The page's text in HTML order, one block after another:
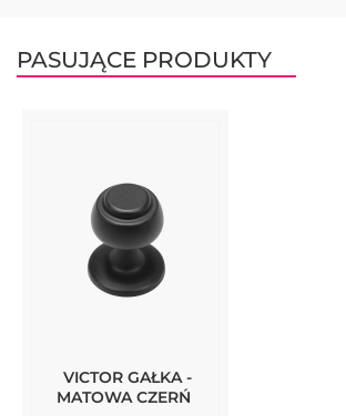
PASUJĄCE PRODUKTY
VICTOR GAŁKA -
MATOWA CZERŃ